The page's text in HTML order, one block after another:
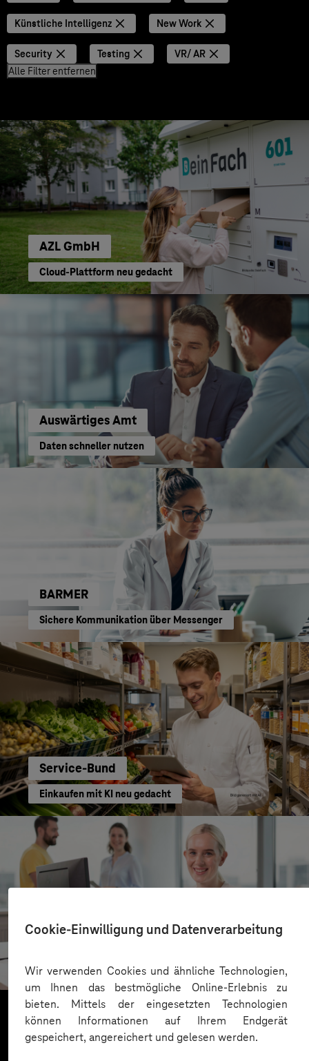
Cookie-Einwilligung und Datenverarbeitung
Wir verwenden Cookies und ähnliche Technologien,
um Ihnen das bestmögliche Online-Erlebnis zu
bieten. Mittels der eingesetzten Technologien
können Informationen auf Ihrem Endgerät
gespeichert, angereichert und gelesen werden.
Künstliche Intelligenz New Work
Security Testing
VR/ AR
Alle Filter entfernen
AZL GmbH
Cloud-Plattform neu gedacht
Auswärtiges Amt
Daten schneller nutzen
BARMER
Sichere Kommunikation über Messenger
Service-Bund
Einkaufen mit KI neu gedacht
Kreis Bergstraße
KI für moderne Verwaltung
Mehr laden